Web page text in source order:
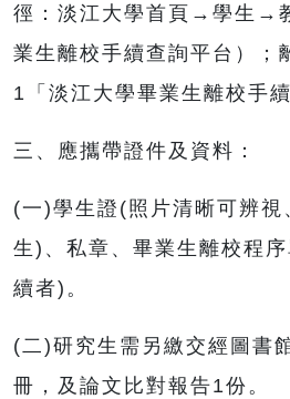
徑：淡江大學首頁→學生→
業生離校手續查詢平台）；
1「淡江大學畢業生離校手續
三、應攜帶證件及資料：
(一)學生證(照片清晰可辨視
生)、私章、畢業生離校程
續者)。
(二)研究生需另繳交經圖書
冊，及論文比對報告1份。